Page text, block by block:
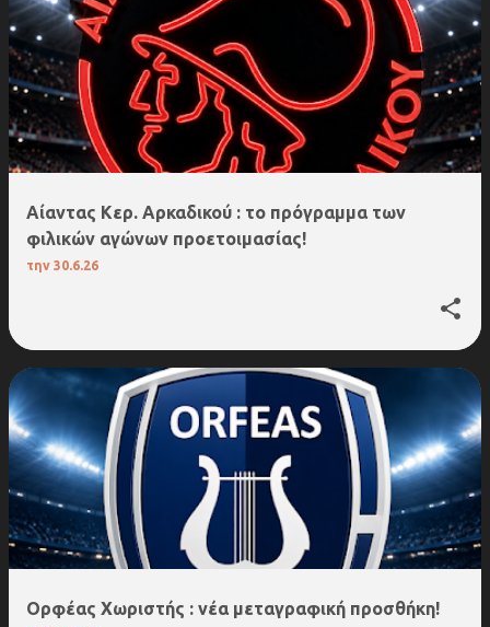
Αίαντας Κερ. Αρκαδικού : το πρόγραμμα των
φιλικών αγώνων προετοιμασίας!
την 30.6.26
Ορφέας Χωριστής : νέα μεταγραφική προσθήκη!